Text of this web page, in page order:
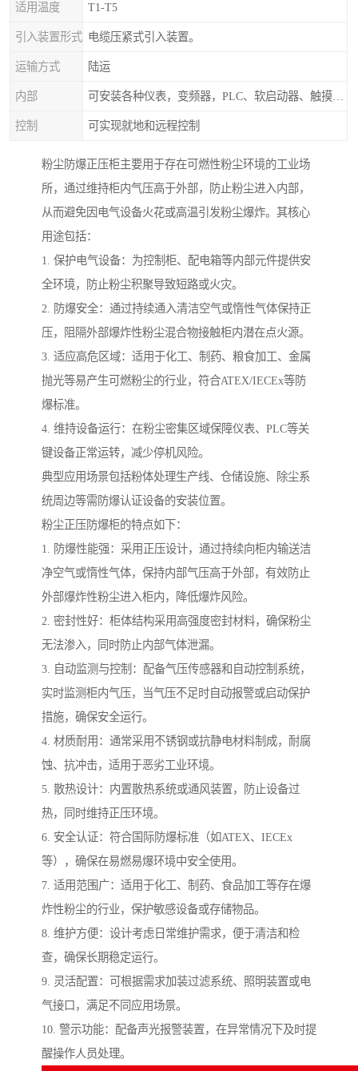
适用温度 T1-T5
引入装置形式 电缆压紧式引入装置。
运输方式 陆运
内部
控制 可实现就地和远程控制
粉尘防爆正压柜主要用于存在可燃性粉尘环境的工业场
所，通过维持柜内气压高于外部，防止粉尘进入内部，
从而避免因电气设备火花或高温引发粉尘爆炸。其核心
用途包括：
1. 保护电气设备：为控制柜、配电箱等内部元件提供安
全环境，防止粉尘积聚导致短路或火灾。
2. 防爆安全：通过持续通入清洁空气或惰性气体保持正
压，阻隔外部爆炸性粉尘混合物接触柜内潜在点火源。
3. 适应高危区域：适用于化工、制药、粮食加工、金属
抛光等易产生可燃粉尘的行业，符合ATEX/IECEx等防
爆标准。
4. 维持设备运行：在粉尘密集区域保障仪表、PLC等关
键设备正常运转，减少停机风险。
典型应用场景包括粉体处理生产线、仓储设施、除尘系
统周边等需防爆认证设备的安装位置。
粉尘正压防爆柜的特点如下：
1. 防爆性能强：采用正压设计，通过持续向柜内输送洁
净空气或惰性气体，保持内部气压高于外部，有效防止
外部爆炸性粉尘进入柜内，降低爆炸风险。
2. 密封性好：柜体结构采用高强度密封材料，确保粉尘
无法渗入，同时防止内部气体泄漏。
3. 自动监测与控制：配备气压传感器和自动控制系统，
实时监测柜内气压，当气压不足时自动报警或启动保护
措施，确保安全运行。
4. 材质耐用：通常采用不锈钢或抗静电材料制成，耐腐
蚀、抗冲击，适用于恶劣工业环境。
5. 散热设计：内置散热系统或通风装置，防止设备过
热，同时维持正压环境。
6. 安全认证：符合国际防爆标准（如ATEX、IECEx
等），确保在易燃易爆环境中安全使用。
7. 适用范围广：适用于化工、制药、食品加工等存在爆
炸性粉尘的行业，保护敏感设备或存储物品。
8. 维护方便：设计考虑日常维护需求，便于清洁和检
查，确保长期稳定运行。
9. 灵活配置：可根据需求加装过滤系统、照明装置或电
气接口，满足不同应用场景。
10. 警示功能：配备声光报警装置，在异常情况下及时提
醒操作人员处理。